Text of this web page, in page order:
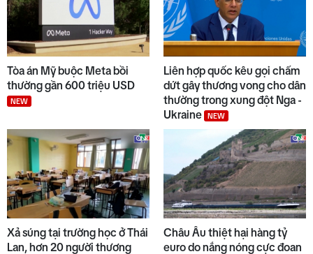
Tòa án Mỹ buộc Meta bồi
thường gần 600 triệu USD
NEW
Liên hợp quốc kêu gọi chấm
dứt gây thương vong cho dân
thường trong xung đột Nga -
Ukraine
NEW
Xả súng tại trường học ở Thái
Lan, hơn 20 người thương
Châu Âu thiệt hại hàng tỷ
euro do nắng nóng cực đoan